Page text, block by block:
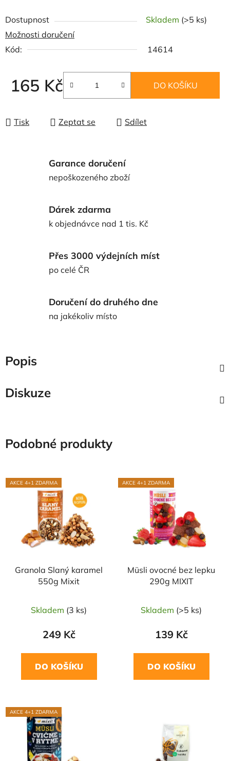
Dostupnost Skladem (>5 ks)
Možnosti doručení
Kód:
14614
165 Kč DO KOŠÍKU
Tisk Zeptat se Sdílet
Garance doručení
nepoškozeného zboží
Dárek zdarma
k objednávce nad 1 tis. Kč
Přes 3000 výdejních míst
po celé ČR
Doručení do druhého dne
na jakékoliv místo
Popis
Diskuze
Podobné produkty
AKCE 4+1 ZDARMA
Granola Slaný karamel
550g Mixit
Skladem (3 ks)
249 Kč
DO KOŠÍKU
AKCE 4+1 ZDARMA
Müsli ovocné bez lepku
290g MIXIT
Skladem (>5 ks)
139 Kč
DO KOŠÍKU
AKCE 4+1 ZDARMA